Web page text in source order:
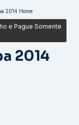
2014 Home
2014